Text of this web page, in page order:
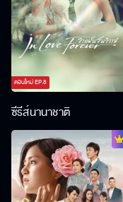
ตอนใหม่EP.8
ซีรีส์นานาชาติ